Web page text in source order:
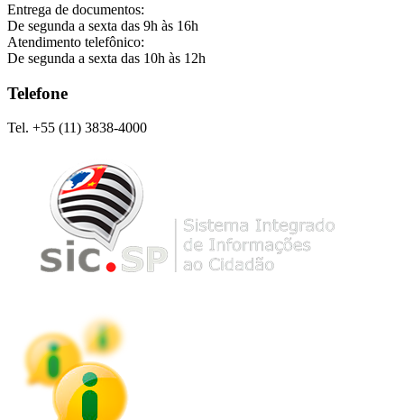
Entrega de documentos:
De segunda a sexta das 9h às 16h
Atendimento telefônico:
De segunda a sexta das 10h às 12h
Telefone
Tel. +55 (11) 3838-4000